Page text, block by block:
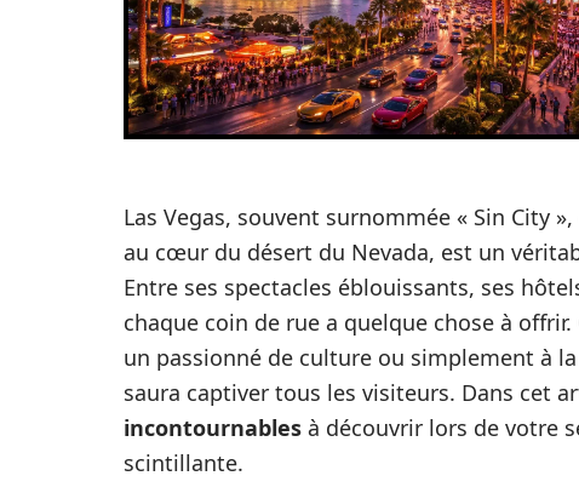
Las Vegas, souvent surnommée « Sin City
au cœur du désert du Nevada, est un
Entre ses spectacles éblouissants, ses
chaque coin de rue a quelque chose à
un passionné de culture ou simplement à
saura captiver tous les visiteurs. Dans cet
incontournables à découvrir lors de votre
scintillante.